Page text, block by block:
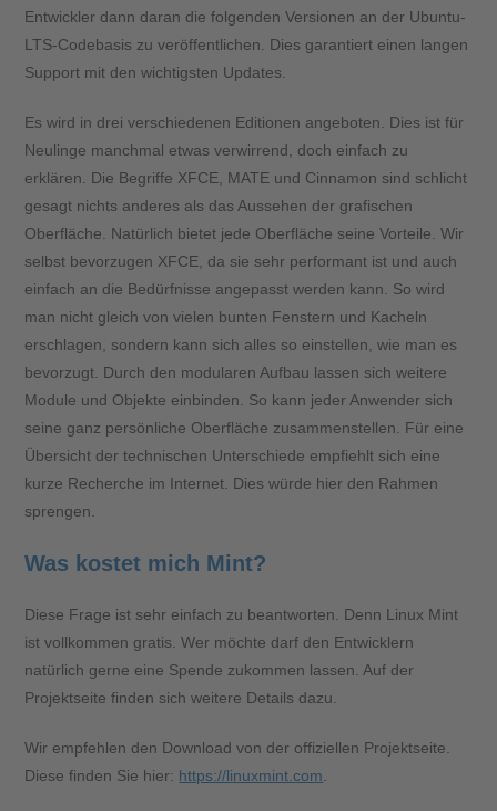
Entwickler dann daran die folgenden Versionen an der Ubuntu-
LTS-Codebasis zu veröffentlichen. Dies garantiert einen langen
Support mit den wichtigsten Updates.
Es wird in drei verschiedenen Editionen angeboten. Dies ist für
Neulinge manchmal etwas verwirrend, doch einfach zu
erklären. Die Begriffe XFCE, MATE und Cinnamon sind schlicht
gesagt nichts anderes als das Aussehen der grafischen
Oberfläche. Natürlich bietet jede Oberfläche seine Vorteile. Wir
selbst bevorzugen XFCE, da sie sehr performant ist und auch
einfach an die Bedürfnisse angepasst werden kann. So wird
man nicht gleich von vielen bunten Fenstern und Kacheln
erschlagen, sondern kann sich alles so einstellen, wie man es
bevorzugt. Durch den modularen Aufbau lassen sich weitere
Module und Objekte einbinden. So kann jeder Anwender sich
seine ganz persönliche Oberfläche zusammenstellen. Für eine
Übersicht der technischen Unterschiede empfiehlt sich eine
kurze Recherche im Internet. Dies würde hier den Rahmen
sprengen.
Was kostet mich Mint?
Diese Frage ist sehr einfach zu beantworten. Denn Linux Mint
ist vollkommen gratis. Wer möchte darf den Entwicklern
natürlich gerne eine Spende zukommen lassen. Auf der
Projektseite finden sich weitere Details dazu.
Wir empfehlen den Download von der offiziellen Projektseite.
Diese finden Sie hier: https://linuxmint.com.